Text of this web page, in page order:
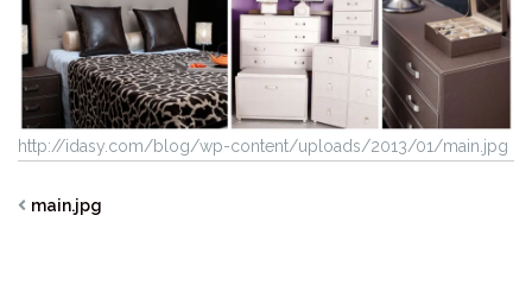
http://idasy.com/blog/wp-content/uploads/2013/01/main.jpg
main.jpg